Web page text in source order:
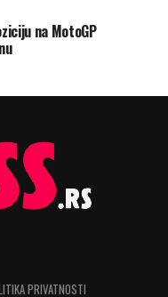
na MotoGP
PRIVATNOSTI